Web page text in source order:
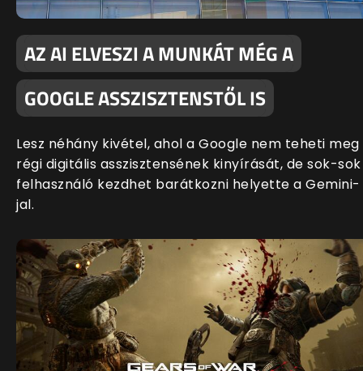
AZ AI ELVESZI A MUNKÁT MÉG A
GOOGLE ASSZISZTENSTŐL IS
Lesz néhány kivétel, ahol a Google nem teheti meg
régi digitális asszisztensének kinyírását, de sok-sok
felhasználó kezdhet barátkozni helyette a Gemini-
jal.